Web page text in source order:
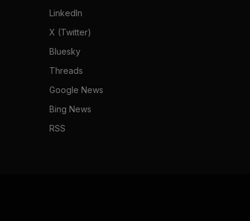
LinkedIn
X (Twitter)
Bluesky
Threads
Google News
Bing News
RSS